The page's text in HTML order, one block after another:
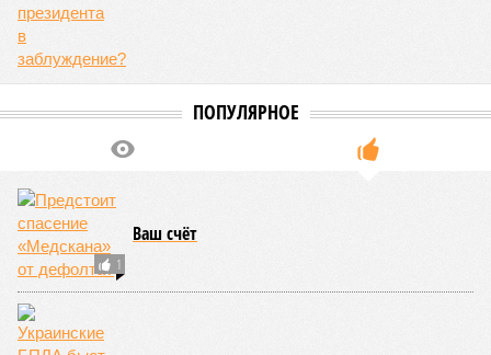
профильных порталах.
Для почти четырёх тысяч будущих собственников квартир
продолжают указывать даты сдачи, главным индикатором
остается сама стройка. Если на ней по-прежнему не видно
признаков масштабных работ, то неизбежно возникает
вопрос: не превращаются ли сроки ввода в декларацию,
которая все больше расходится с реальным положением
дел? Именно на этот вопрос сегодня больше всего ждут
ответа дольщики ЖК «Станция Л».
Николай Ольхин